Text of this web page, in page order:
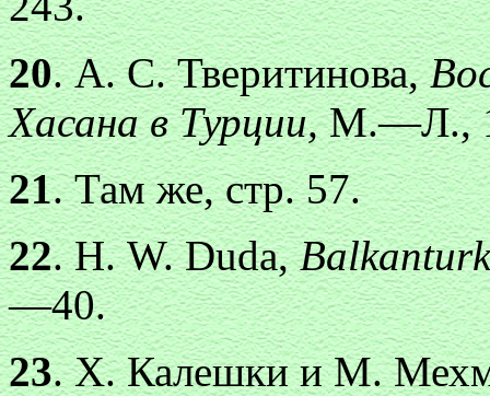
20. А. С. Тверитинова,
Хасана в Турции,М.—Л.,
21. Там же, стр. 57.
22. Н. W. Duda,
—40.
23. X. Калешки и М.